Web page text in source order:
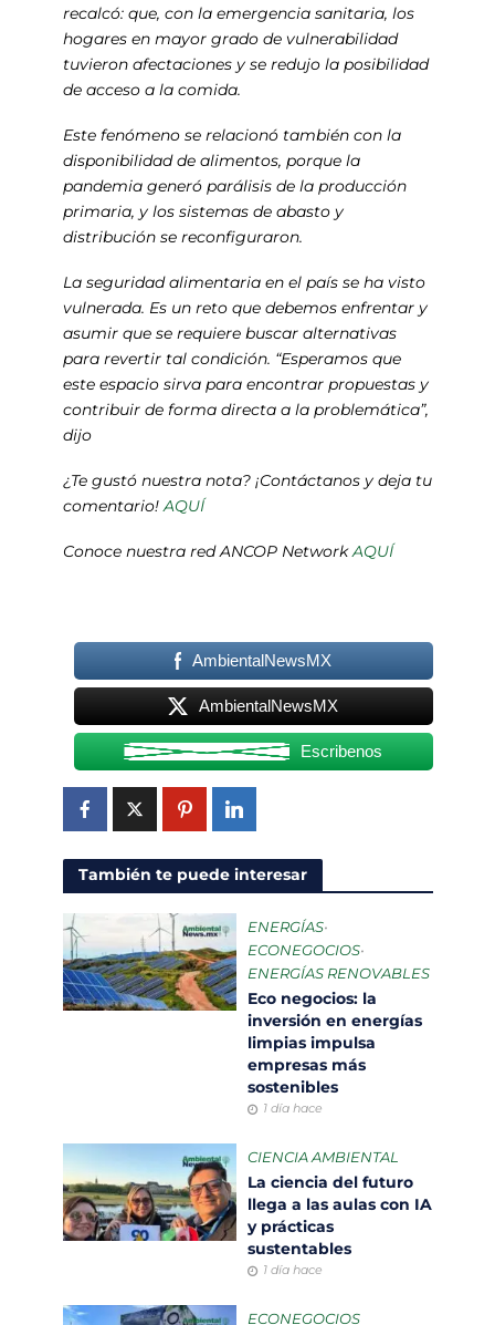
recalcó: que, con la emergencia sanitaria, los
hogares en mayor grado de vulnerabilidad
tuvieron afectaciones y se redujo la posibilidad
de acceso a la comida.
Este fenómeno se relacionó también con la
disponibilidad de alimentos, porque la
pandemia generó parálisis de la producción
primaria, y los sistemas de abasto y
distribución se reconfiguraron.
La seguridad alimentaria en el país se ha visto
vulnerada. Es un reto que debemos enfrentar y
asumir que se requiere buscar alternativas
para revertir tal condición. “Esperamos que
este espacio sirva para encontrar propuestas y
contribuir de forma directa a la problemática”,
dijo
¿Te gustó nuestra nota? ¡Contáctanos y deja tu
comentario!AQUÍ
Conoce nuestra red ANCOP NetworkAQUÍ
AmbientalNewsMX
AmbientalNewsMX
Escribenos
También te puede interesar
ENERGÍAS•
ECONEGOCIOS•
ENERGÍAS RENOVABLES
Eco negocios: la
inversión en energías
limpias impulsa
empresas más
sostenibles
1 día hace
CIENCIA AMBIENTAL
La ciencia del futuro
llega a las aulas con IA
y prácticas
sustentables
1 día hace
ECONEGOCIOS